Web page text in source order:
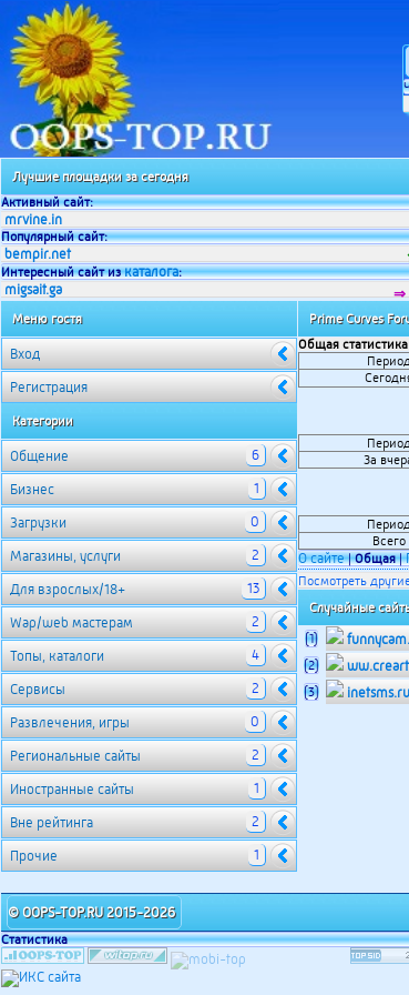
Лучшие площадки за сегодня
Активный сайт:
mrvine.in
Популярный сайт:
bempir.net
Интересный сайт изкаталога:
migsait.ga ⇒
Меню гостя
Вход
Регистрация
Категории
Общение 6
Бизнес 1
Загрузки 0
Магазины, услуги 2
Для взрослых/18+ 13
Wap/web мастерам 2
Топы, каталоги 4
Сервисы 2
Развлечения, игры 0
Региональные сайты 2
Иностранные сайты 1
Вне рейтинга 2
Прочие 1
Prime Curves
Общая
За
Всего
О сайте|Общая|
Посмотреть
Случайные
(1)
(2)
(3) inetsms.ru
© OOPS-TOP.RU 2015-2026
Статистика